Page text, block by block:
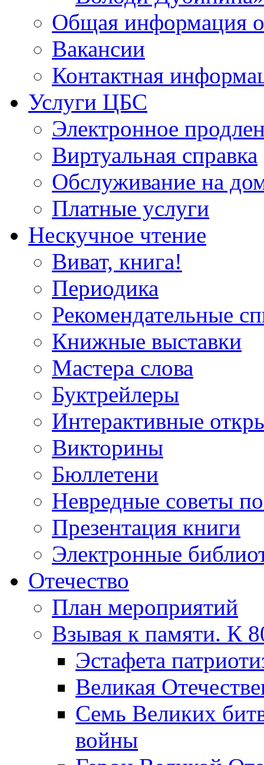
Общая информация
Вакансии
Контактная
Услуги ЦБС
Электронное
Виртуальная справка
Обслуживание на
Платные услуги
Нескучное чтение
Виват, книга!
Периодика
Рекомендательные
Книжные выставки
Мастера слова
Буктрейлеры
Интерактивные
Викторины
Бюллетени
Невредные советы
Презентация книги
Электронные
Отечество
План мероприятий
Взывая к памяти. К
Эcтафета
Великая
Семь Великих
войны